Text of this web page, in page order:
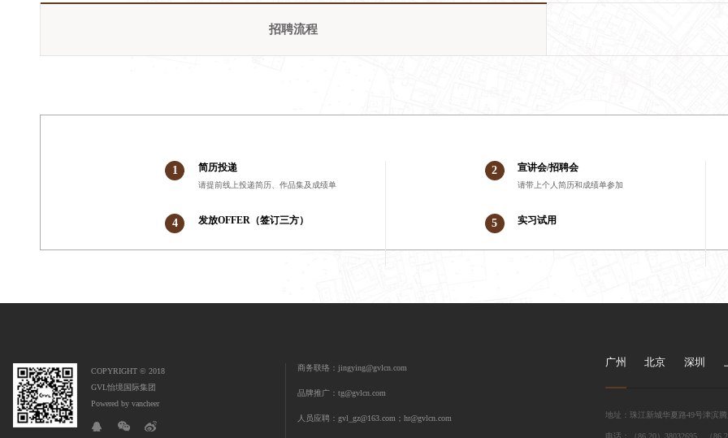
招聘流程
1 简历投递
请提前线上投递简历、作品集及成绩单
2 宣讲会/招聘会
请带上个人简历和成绩单参加
4 发放OFFER（签订三方） 5 实习试用
COPYRIGHT © 2018
GVL怡境国际集团
Powered by vancheer
商务联络：jingying@gvlcn.com
品牌推广：tg@gvlcn.com
人员应聘：gvl_gz@163.com；hr@gvlcn.com
广州 北京 深圳
地址：珠江新城华夏路49号津滨